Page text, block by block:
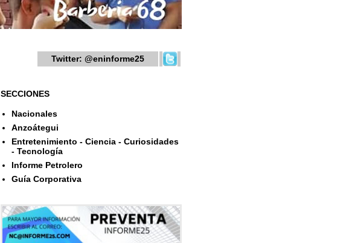
Twitter: @eninforme25
SECCIONES
Nacionales
Anzoátegui
Entretenimiento - Ciencia - Curiosidades
- Tecnología
Informe Petrolero
Guía Corporativa